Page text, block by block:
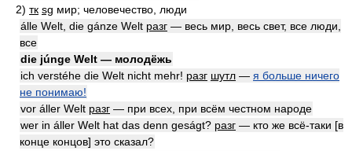
2) тк sg мир; человечество, люди
álle Welt, die gánze Welt разг — весь мир, весь свет, все люди,
все
die júnge Welt — молодёжь
ich verstéhe die Welt nicht mehr! разг шутл — я больше ничего
не понимаю!
vor áller Welt разг — при всех, при всём честном народе
wer in áller Welt hat das denn geságt? разг — кто же всё-таки [в
конце концов] это сказал?